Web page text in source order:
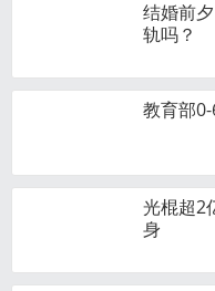
结婚前
轨吗？
教育部
光棍超2
身